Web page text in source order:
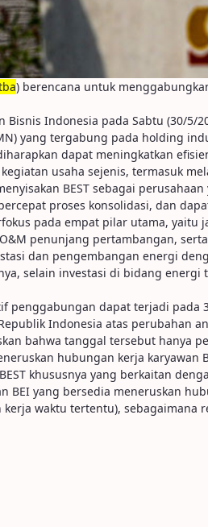
) berencana untuk
Indonesia pada Sabtu (30/5/
yang tergabung pada holding
dapat meningkatkan
usaha sejenis, termasuk
BEST sebagai
proses konsolidasi, dan
pada empat pilar utama,
penunjang pertambangan,
dan pengembangan energi
selain investasi di bidang
penggabungan dapat terjadi
Indonesia atas perubahan
bahwa tanggal tersebut hanya
hubungan kerja
khususnya yang berkaitan
BEI yang bersedia meneruskan
waktu tertentu),